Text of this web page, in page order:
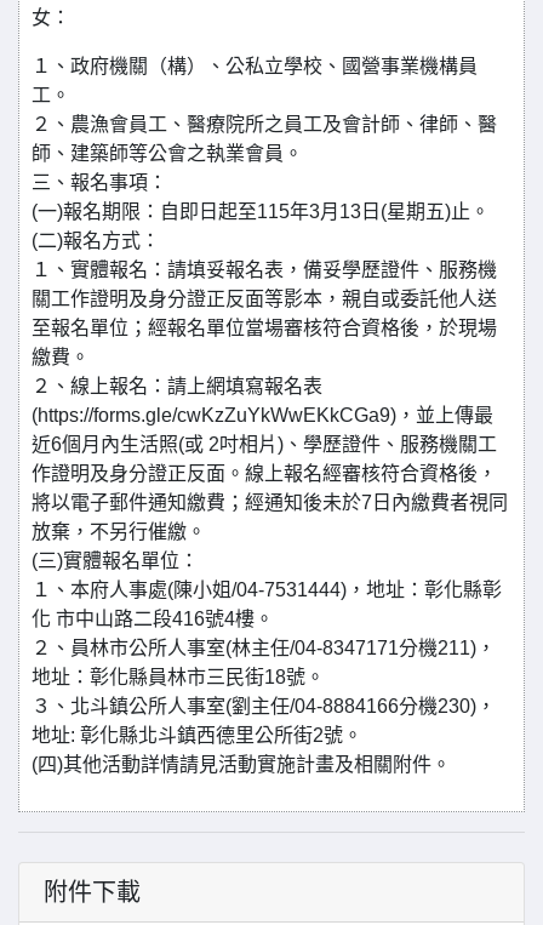
女：
１、政府機關（構）、公私立學校、國營事業機構員
工。
２、農漁會員工、醫療院所之員工及會計師、律師、醫
師、建築師等公會之執業會員。
三、報名事項：
(一)報名期限：自即日起至115年3月13日(星期五)止。
(二)報名方式：
１、實體報名：請填妥報名表，備妥學歷證件、服務機
關工作證明及身分證正反面等影本，親自或委託他人送
至報名單位；經報名單位當場審核符合資格後，於現場
繳費。
２、線上報名：請上網填寫報名表
(https://forms.gle/cwKzZuYkWwEKkCGa9)，並上傳最
近6個月內生活照(或 2吋相片)、學歷證件、服務機關工
作證明及身分證正反面。線上報名經審核符合資格後，
將以電子郵件通知繳費；經通知後未於7日內繳費者視同
放棄，不另行催繳。
(三)實體報名單位：
１、本府人事處(陳小姐/04-7531444)，地址：彰化縣彰
化 市中山路二段416號4樓。
２、員林市公所人事室(林主任/04-8347171分機211)，
地址：彰化縣員林市三民街18號。
３、北斗鎮公所人事室(劉主任/04-8884166分機230)，
地址: 彰化縣北斗鎮西德里公所街2號。
(四)其他活動詳情請見活動實施計畫及相關附件。
附件下載